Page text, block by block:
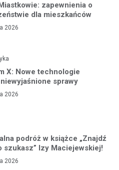
zapewnienia o
dla mieszkańców
2026
X: Nowe technologie
sprawy
2026
podróż w książce „Znajdź
szukasz” Izy Maciejewskiej!
2026